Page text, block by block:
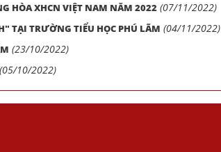
HÒA XHCN VIỆT NAM NĂM 2022 (07/11/2022)
TẠI TRƯỜNG TIỂU HỌC PHÚ LÃM (04/11/2022)
(23/10/2022)
(05/10/2022)